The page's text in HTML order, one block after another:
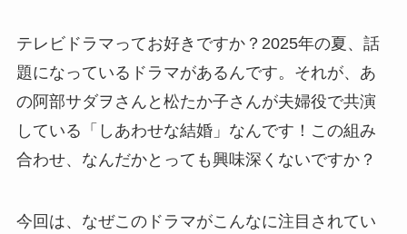
テレビドラマってお好きですか？2025年の夏、話
題になっているドラマがあるんです。それが、あ
の阿部サダヲさんと松たか子さんが夫婦役で共演
している「しあわせな結婚」なんです！この組み
合わせ、なんだかとっても興味深くないですか？
今回は、なぜこのドラマがこんなに注目されてい